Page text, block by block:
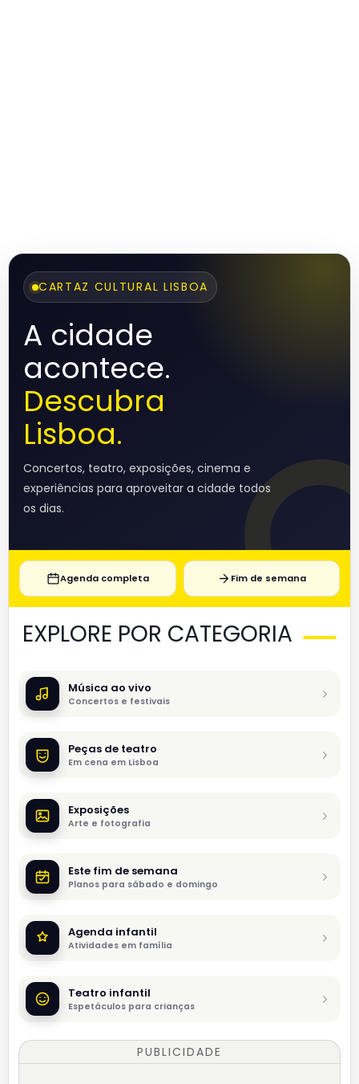
CARTAZ CULTURAL LISBOA
A cidade
acontece.
Descubra
Lisboa.
Concertos, teatro, exposições, cinema e
experiências para aproveitar a cidade todos
os dias.
Agenda completa Fim de semana
EXPLORE POR CATEGORIA
Música ao vivo
Concertos e festivais
Peças de teatro
Em cena em Lisboa
Exposições
Arte e fotografia
Este fim de semana
Planos para sábado e domingo
Agenda infantil
Atividades em família
Teatro infantil
Espetáculos para crianças
PUBLICIDADE